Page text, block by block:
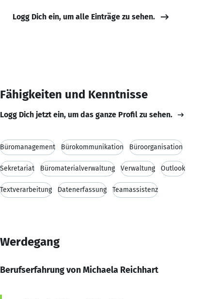
Logg Dich ein, um alle Einträge zu sehen.
Fähigkeiten und Kenntnisse
Logg Dich jetzt ein, um das ganze Profil zu sehen.
Büromanagement Bürokommunikation Büroorganisation
Sekretariat Büromaterialverwaltung Verwaltung Outlook
Textverarbeitung Datenerfassung Teamassistenz
Werdegang
Berufserfahrung von Michaela Reichhart